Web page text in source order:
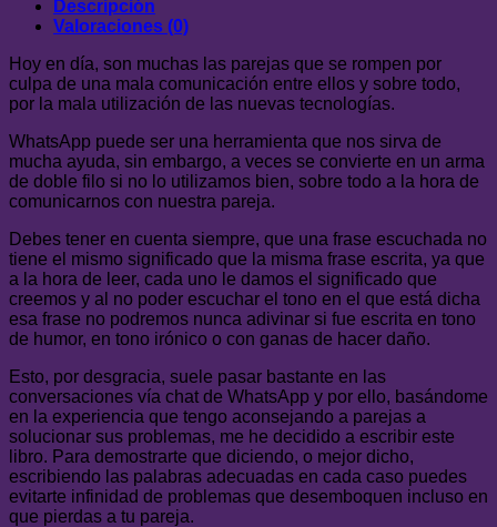
Hirigoyen
cantidad
Descripción
Valoraciones (0)
Hoy en día, son muchas las parejas que se rompen por
culpa de una mala comunicación entre ellos y sobre todo,
por la mala utilización de las nuevas tecnologías.
WhatsApp puede ser una herramienta que nos sirva de
mucha ayuda, sin embargo, a veces se convierte en un arma
de doble filo si no lo utilizamos bien, sobre todo a la hora de
comunicarnos con nuestra pareja.
Debes tener en cuenta siempre, que una frase escuchada no
tiene el mismo significado que la misma frase escrita, ya que
a la hora de leer, cada uno le damos el significado que
creemos y al no poder escuchar el tono en el que está dicha
esa frase no podremos nunca adivinar si fue escrita en tono
de humor, en tono irónico o con ganas de hacer daño.
Esto, por desgracia, suele pasar bastante en las
conversaciones vía chat de WhatsApp y por ello, basándome
en la experiencia que tengo aconsejando a parejas a
solucionar sus problemas, me he decidido a escribir este
libro. Para demostrarte que diciendo, o mejor dicho,
escribiendo las palabras adecuadas en cada caso puedes
evitarte infinidad de problemas que desemboquen incluso en
que pierdas a tu pareja.